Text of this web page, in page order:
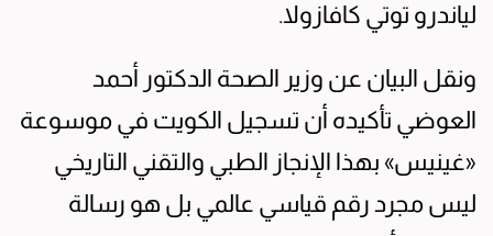
لياندرو توتي كافازولا.
ونقل البيان عن وزير الصحة الدكتور أحمد
العوضي تأكيده أن تسجيل الكويت في موسوعة
«غينيس» بهذا الإنجاز الطبي والتقني التاريخي
ليس مجرد رقم قياسي عالمي بل هو رسالة